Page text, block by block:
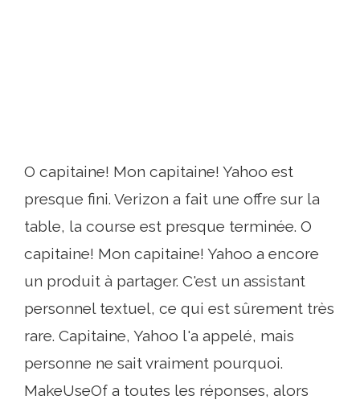
O capitaine! Mon capitaine! Yahoo est
presque fini. Verizon a fait une offre sur la
table, la course est presque terminée. O
capitaine! Mon capitaine! Yahoo a encore
un produit à partager. C'est un assistant
personnel textuel, ce qui est sûrement très
rare. Capitaine, Yahoo l'a appelé, mais
personne ne sait vraiment pourquoi.
MakeUseOf a toutes les réponses, alors